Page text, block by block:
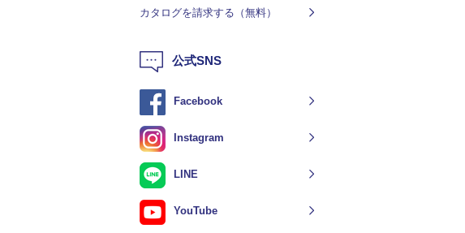
カタログを請求する（無料）
公式SNS
Facebook
Instagram
LINE
YouTube